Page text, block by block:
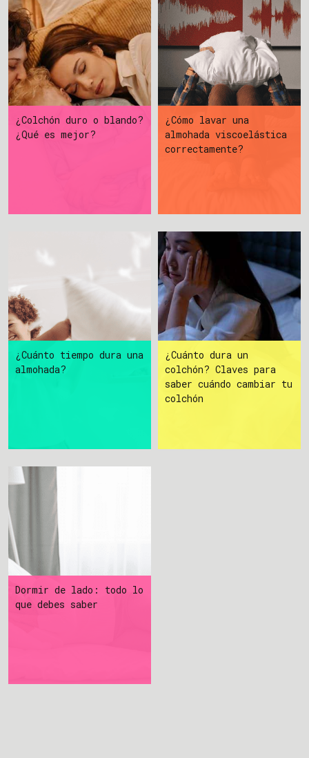
¿Colchón duro o blando?
¿Qué es mejor?
¿Cómo lavar una
almohada viscoelástica
correctamente?
¿Cuánto tiempo dura una
almohada?
¿Cuánto dura un
colchón? Claves para
saber cuándo cambiar tu
colchón
Dormir de lado: todo lo
que debes saber